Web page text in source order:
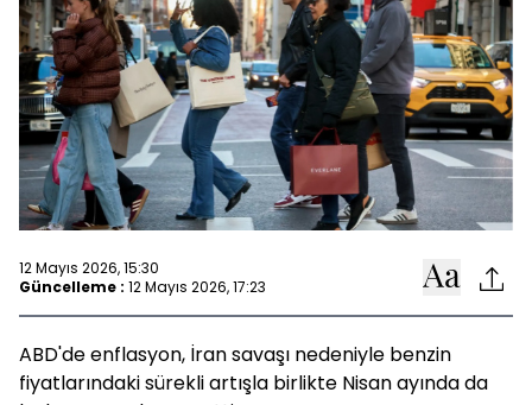
12 Mayıs 2026, 15:30
Güncelleme : 12 Mayıs 2026, 17:23
ABD'deenflasyon, İran savaşı nedeniyle benzin
fiyatlarındaki sürekli artışla birlikte Nisan ayında da